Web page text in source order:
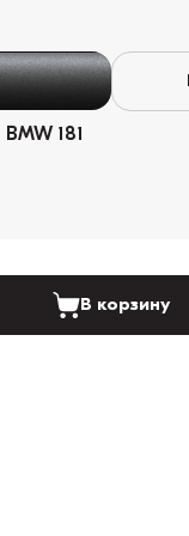
BMW 181
В корзину